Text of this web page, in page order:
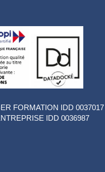
FORMATION IDD 0037017
IDD 0036987